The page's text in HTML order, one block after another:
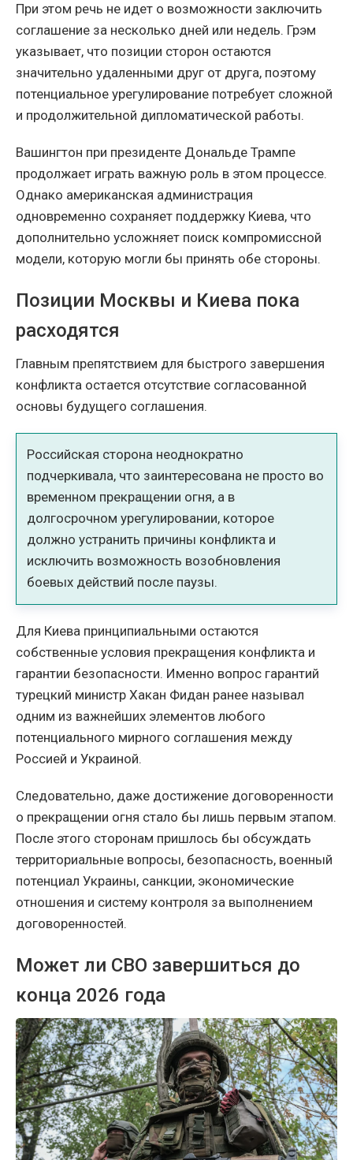
При этом речь не идет о возможности заключить
соглашение за несколько дней или недель. Грэм
указывает, что позиции сторон остаются
значительно удаленными друг от друга, поэтому
потенциальное урегулирование потребует сложной
и продолжительной дипломатической работы.
Вашингтон при президенте Дональде Трампе
продолжает играть важную роль в этом процессе.
Однако американская администрация
одновременно сохраняет поддержку Киева, что
дополнительно усложняет поиск компромиссной
модели, которую могли бы принять обе стороны.
Позиции Москвы и Киева пока
расходятся
Главным препятствием для быстрого завершения
конфликта остается отсутствие согласованной
основы будущего соглашения.
Российская сторона неоднократно
подчеркивала, что заинтересована не просто во
временном прекращении огня, а в
долгосрочном урегулировании, которое
должно устранить причины конфликта и
исключить возможность возобновления
боевых действий после паузы.
Для Киева принципиальными остаются
собственные условия прекращения конфликта и
гарантии безопасности. Именно вопрос гарантий
турецкий министр Хакан Фидан ранее называл
одним из важнейших элементов любого
потенциального мирного соглашения между
Россией и Украиной.
Следовательно, даже достижение договоренности
о прекращении огня стало бы лишь первым этапом.
После этого сторонам пришлось бы обсуждать
территориальные вопросы, безопасность, военный
потенциал Украины, санкции, экономические
отношения и систему контроля за выполнением
договоренностей.
Может ли СВО завершиться до
конца 2026 года